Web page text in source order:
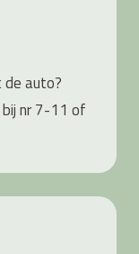
auto?
nr 7-11 of